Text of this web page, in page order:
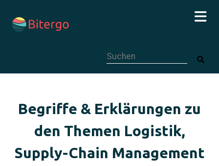
Begriffe & Erklärungen zu
den Themen Logistik,
Supply-Chain Management